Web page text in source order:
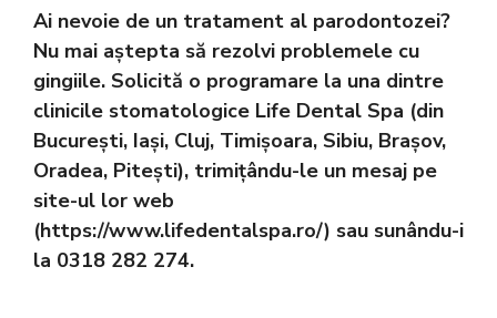
Ai nevoie de un tratament al parodontozei?
Nu mai aștepta să rezolvi problemele cu
gingiile. Solicită o programare la una dintre
clinicile stomatologice Life Dental Spa (din
București, Iași, Cluj, Timișoara, Sibiu, Brașov,
Oradea, Pitești), trimițându-le un mesaj pe
site-ul lor web
(https://www.lifedentalspa.ro/) sau sunându-i
la 0318 282 274.